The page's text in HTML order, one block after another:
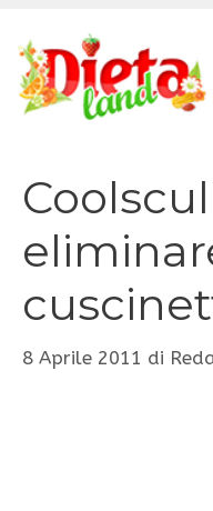
contenuto
8 Aprile 2011 di